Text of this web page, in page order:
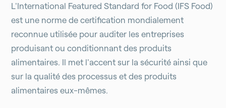
L'International Featured Standard for Food (IFS Food)
est une norme de certification mondialement
reconnue utilisée pour auditer les entreprises
produisant ou conditionnant des produits
alimentaires. Il met l'accent sur la sécurité ainsi que
sur la qualité des processus et des produits
alimentaires eux-mêmes.